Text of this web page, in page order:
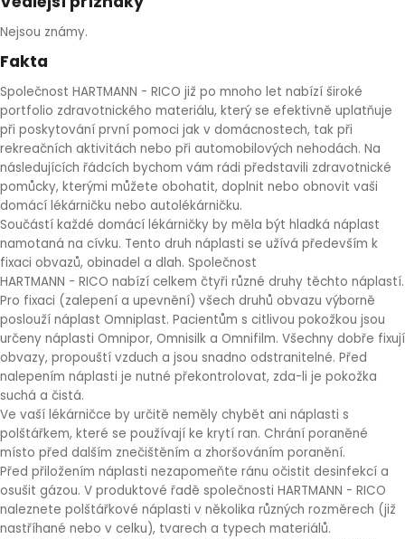
Nejsou známy.
Fakta
Společnost HARTMANN - RICO již po mnoho let nabízí široké
portfolio zdravotnického materiálu, který se efektivně uplatňuje
při poskytování první pomoci jak v domácnostech, tak při
rekreačních aktivitách nebo při automobilových nehodách. Na
následujících řádcích bychom vám rádi představili zdravotnické
pomůcky, kterými můžete obohatit, doplnit nebo obnovit vaši
domácí lékárničku nebo autolékárničku.
Součástí každé domácí lékárničky by měla být hladká náplast
namotaná na cívku. Tento druh náplasti se užívá především k
fixaci obvazů, obinadel a dlah. Společnost
HARTMANN - RICO nabízí celkem čtyři různé druhy těchto náplastí.
Pro fixaci (zalepení a upevnění) všech druhů obvazu výborně
poslouží náplast Omniplast. Pacientům s citlivou pokožkou jsou
určeny náplasti Omnipor, Omnisilk a Omnifilm. Všechny dobře fixují
obvazy, propouští vzduch a jsou snadno odstranitelné. Před
nalepením náplasti je nutné překontrolovat, zda-li je pokožka
suchá a čistá.
Ve vaší lékárničce by určitě neměly chybět ani náplasti s
polštářkem, které se používají ke krytí ran. Chrání poraněné
místo před dalším znečištěním a zhoršováním poranění.
Před přiložením náplasti nezapomeňte ránu očistit desinfekcí a
osušit gázou. V produktové řadě společnosti HARTMANN - RICO
naleznete polštářkové náplasti v několika různých rozměrech (již
nastříhané nebo v celku), tvarech a typech materiálů.